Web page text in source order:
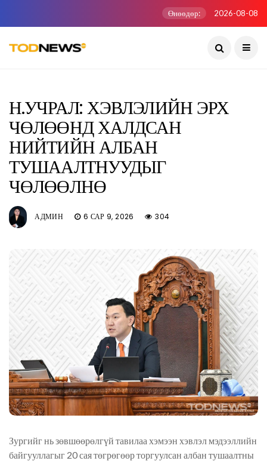
Өнөөдөр: 2026-08-08
Н.УЧРАЛ: ХЭВЛЭЛИЙН ЭРХ
ЧӨЛӨӨНД ХАЛДСАН
НИЙТИЙН АЛБАН
ТУШААЛТНУУДЫГ
ЧӨЛӨӨЛНӨ
АДМИН 6 САР 9, 2026 304
Зургийг нь зөвшөөрөлгүй тавилаа хэмээн хэвлэл мэдээллийн
байгууллагыг 20 сая төгрөгөөр торгуулсан албан тушаалтны